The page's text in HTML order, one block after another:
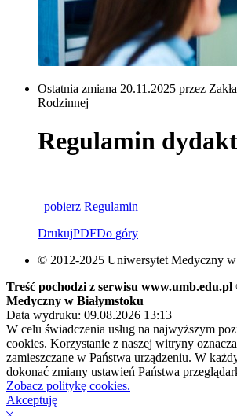
Ostatnia zmiana 20.11.2025 przez
Rodzinnej
Regulamin
pobierz Regulamin
DrukujPDFDo góry
© 2012-2025 Uniwersytet Medyczny w
Treść pochodzi z serwisu
Medyczny w Białymstoku
Data wydruku: 09.08.2026 13:13
W celu świadczenia usług na najwyższym
cookies. Korzystanie z naszej witryny
zamieszczane w Państwa urządzeniu. W
dokonać zmiany ustawień Państwa
Zobacz politykę cookies.
Akceptuję